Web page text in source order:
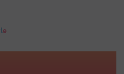
e